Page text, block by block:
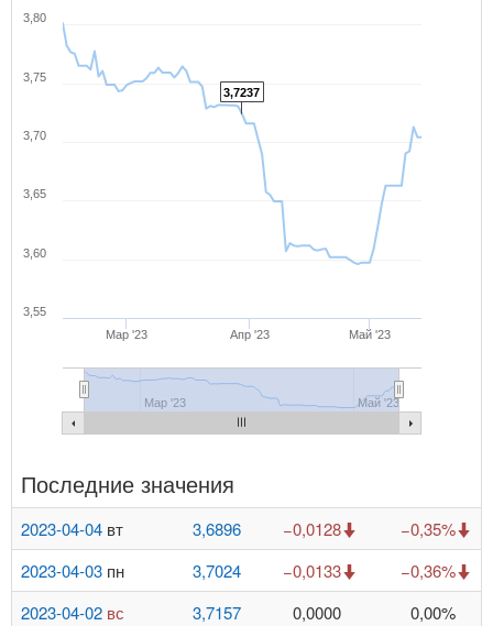
3,7237
Мар '23 Апр '23 Май '23
Мар '23 Май '23
3,55
3,60
3,65
3,70
3,75
3,80
Последние значения
2023-04-04 вт 3,6896 −0,0128
−0,35%
2023-04-03 пн 3,7024 −0,0133
−0,36%
2023-04-02 вс 3,7157 0,0000
0,00%